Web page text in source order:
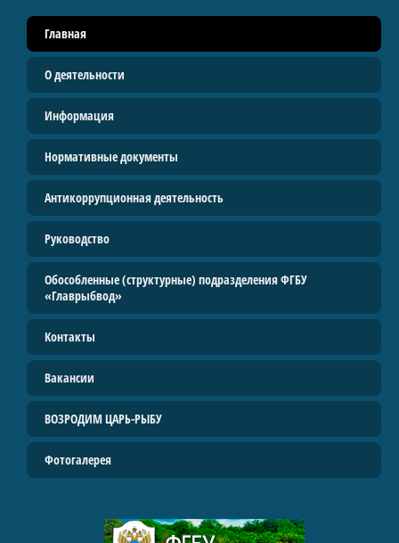
Прайс
Водные биологические ресурсы
Вакансии
Главная
О деятельности
Информация
Нормативные документы
Антикоррупционная деятельность
Руководство
Обособленные (структурные) подразделения ФГБУ
«Главрыбвод»
Контакты
Вакансии
ВОЗРОДИМ ЦАРЬ-РЫБУ
Фотогалерея